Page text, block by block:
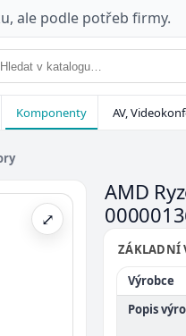
ale podle potřeb firmy.
Komponenty AV,
⤢
AMD
ZÁKLADNÍ
Výrobce
Popis